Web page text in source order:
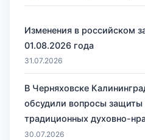
Изменения в российском
01.08.2026 года
31.07.2026
В Черняховске
обсудили вопросы защиты
традиционных духовно-
30.07.2026